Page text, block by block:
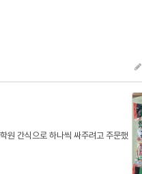
원 간식으로 하나씩 싸주려고 주문했